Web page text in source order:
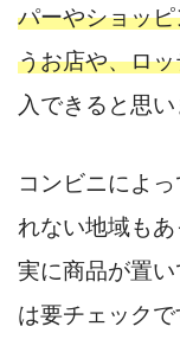
パーやショッ
うお店や、ロ
入できると思い
コンビニによ
れない地域も
実に商品が置
は要チェックで